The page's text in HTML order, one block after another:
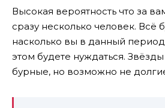
Высокая вероятность что за
сразу несколько человек. Всё
насколько вы в данный
этом будете нуждаться.
бурные, но возможно не